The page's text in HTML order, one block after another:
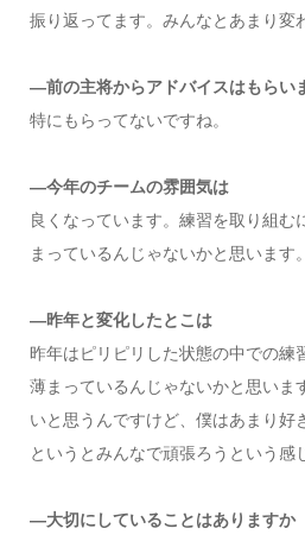
振り返ってます。みんなとあまり変
—前の主将からアドバイスはもらい
特にもらってないですね。
—今年のチームの雰囲気は
良くなっています。練習を取り組む
まっているんじゃないかと思います。
—昨年と変化したとこは
昨年はピリピリした状態の中での練
薄まっているんじゃないかと思いま
いと思うんですけど、僕はあまり好
というとみんなで頑張ろうという感
—大切にしていることはありますか